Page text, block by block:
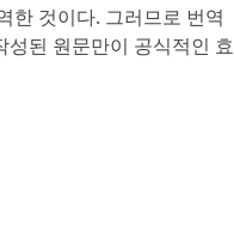
한 것이다. 그러므로 번역
된 원문만이 공식적인 효